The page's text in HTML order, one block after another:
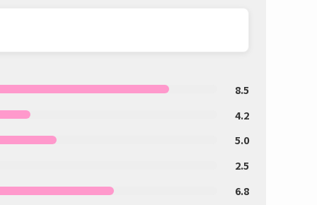
8.5
4.2
5.0
2.5
6.8